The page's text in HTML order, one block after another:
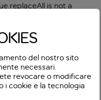
is not a
del nostro sito
necessari.
revocare o modificare
i cookie e la tecnologia